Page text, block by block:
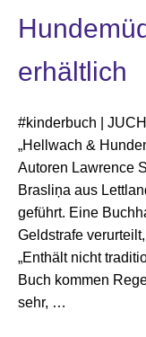
erhältlich
#kinderbuch |
„Hellwach &
Autoren Lawrence
Brasliņa aus
geführt. Eine
Geldstrafe
„Enthält nicht
Buch kommen
sehr, …